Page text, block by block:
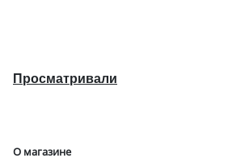
Просматривали
О магазине